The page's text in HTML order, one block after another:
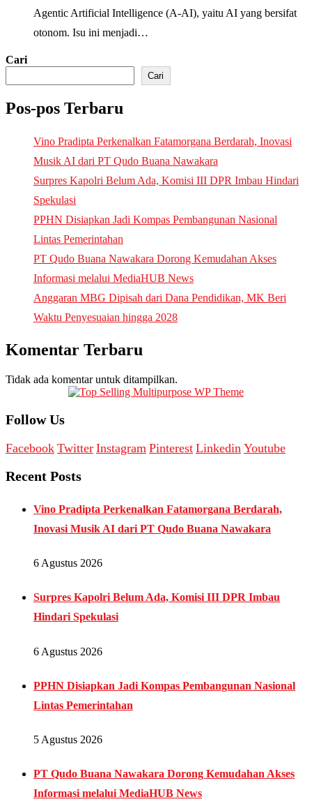
Agentic Artificial Intelligence (A-AI), yaitu AI yang bersifat
otonom. Isu ini menjadi…
Cari
Cari
Pos-pos Terbaru
Vino Pradipta Perkenalkan Fatamorgana Berdarah, Inovasi
Musik AI dari PT Qudo Buana Nawakara
Surpres Kapolri Belum Ada, Komisi III DPR Imbau Hindari
Spekulasi
PPHN Disiapkan Jadi Kompas Pembangunan Nasional
Lintas Pemerintahan
PT Qudo Buana Nawakara Dorong Kemudahan Akses
Informasi melalui MediaHUB News
Anggaran MBG Dipisah dari Dana Pendidikan, MK Beri
Waktu Penyesuaian hingga 2028
Komentar Terbaru
Tidak ada komentar untuk ditampilkan.
Follow Us
Facebook Twitter Instagram Pinterest Linkedin Youtube
Recent Posts
Vino Pradipta Perkenalkan Fatamorgana Berdarah,
Inovasi Musik AI dari PT Qudo Buana Nawakara
6 Agustus 2026
Surpres Kapolri Belum Ada, Komisi III DPR Imbau
Hindari Spekulasi
6 Agustus 2026
PPHN Disiapkan Jadi Kompas Pembangunan Nasional
Lintas Pemerintahan
5 Agustus 2026
PT Qudo Buana Nawakara Dorong Kemudahan Akses
Informasi melalui MediaHUB News